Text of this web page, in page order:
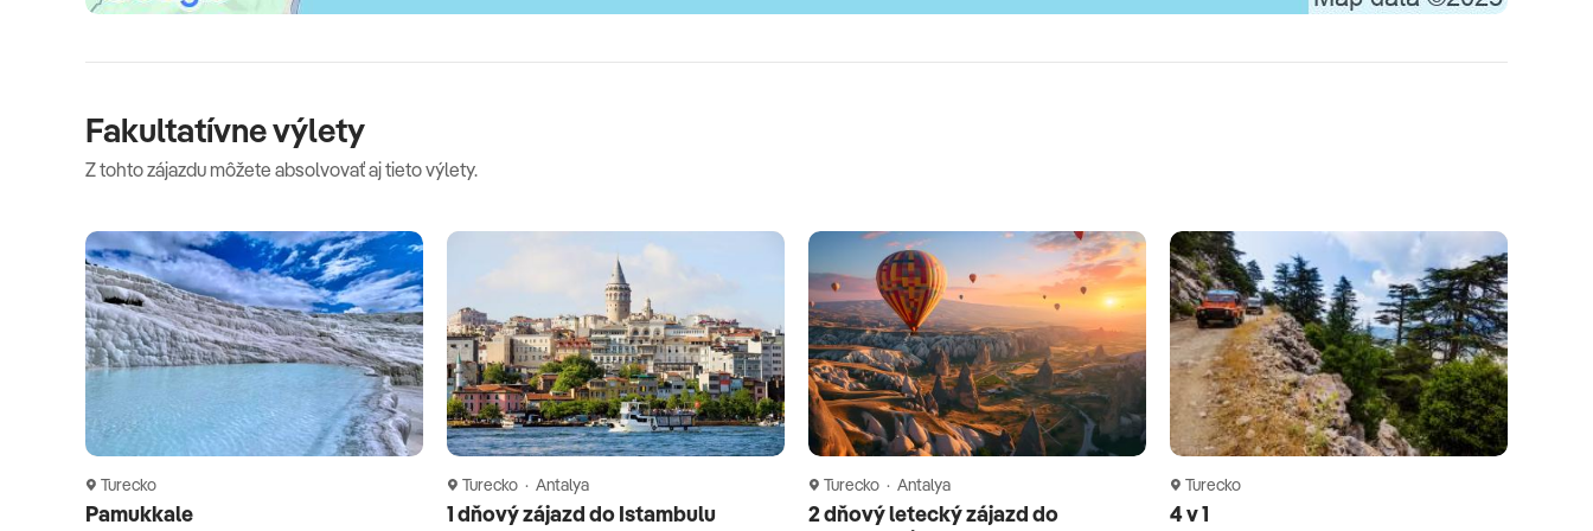
Celková cena nezahŕňa
Komplexné cestovné poistenie - viac informácií v CK.
*****
Fakultatívne výlety
Z tohto zájazdu môžete absolvovať aj tieto výlety.
Turecko
Pamukkale
Turecko · Antalya
1 dňový zájazd do Istambulu
Turecko · Antalya
2 dňový letecký zájazd do
Turecko
4 v 1